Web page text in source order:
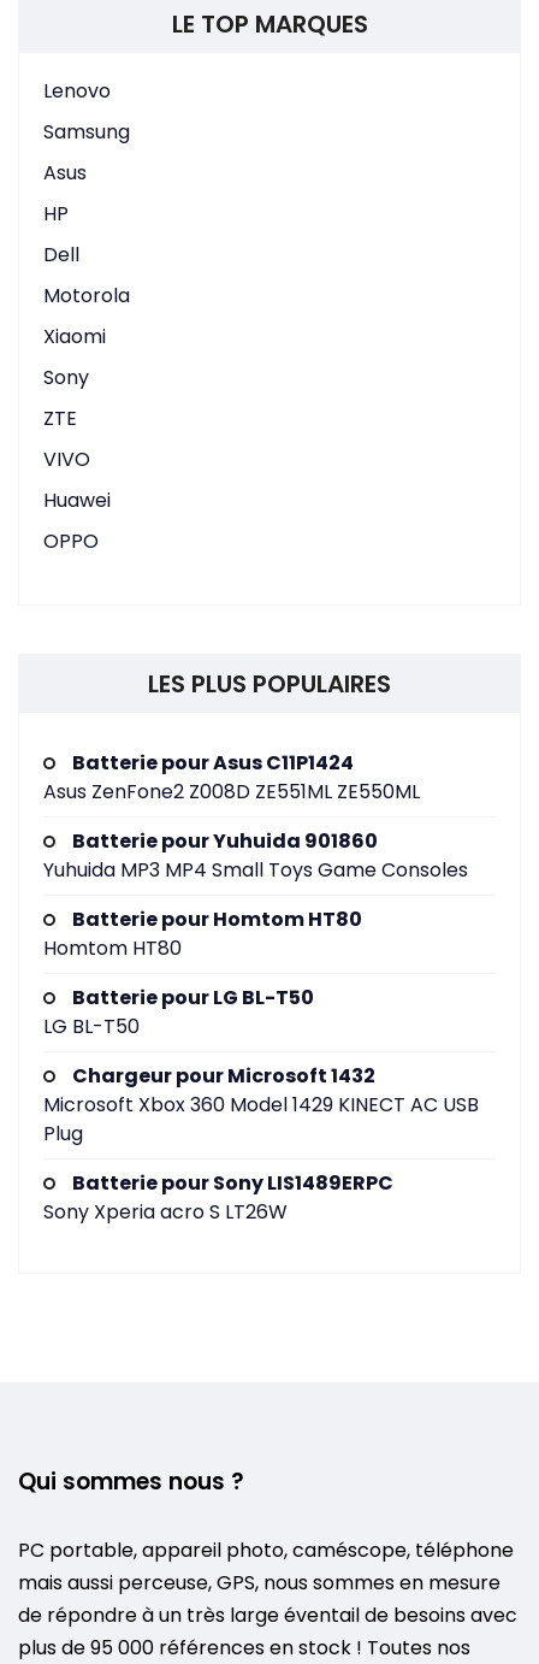
LE TOP MARQUES
Lenovo
Samsung
Asus
HP
Dell
Motorola
Xiaomi
Sony
ZTE
VIVO
Huawei
OPPO
LES PLUS POPULAIRES
Batterie pour Asus C11P1424
Asus ZenFone2 Z008D ZE551ML ZE550ML
Batterie pour Yuhuida 901860
Yuhuida MP3 MP4 Small Toys Game Consoles
Batterie pour Homtom HT80
Homtom HT80
Batterie pour LG BL-T50
LG BL-T50
Chargeur pour Microsoft 1432
Microsoft Xbox 360 Model 1429 KINECT AC USB
Plug
Batterie pour Sony LIS1489ERPC
Sony Xperia acro S LT26W
Qui sommes nous ?
PC portable, appareil photo, caméscope, téléphone
mais aussi perceuse, GPS, nous sommes en mesure
de répondre à un très large éventail de besoins avec
plus de 95 000 références en stock ! Toutes nos